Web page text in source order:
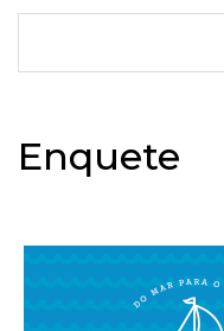
Enquete